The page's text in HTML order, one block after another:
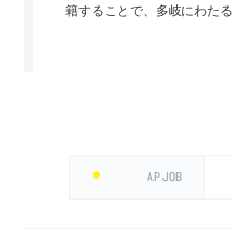
籍することで、多岐にわた
AP JOB